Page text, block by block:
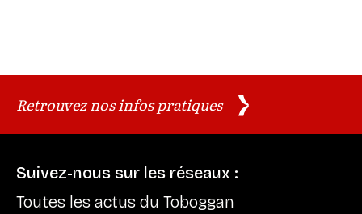
Retrouvez nos infos pratiques
Suivez-nous sur les réseaux :
Toutes les actus du Toboggan